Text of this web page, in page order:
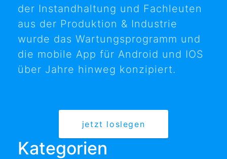
der Instandhaltung und Fachleuten
aus der Produktion & Industrie
wurde das Wartungsprogramm und
die mobile App für Android und IOS
über Jahre hinweg konzipiert.
jetzt loslegen
Kategorien